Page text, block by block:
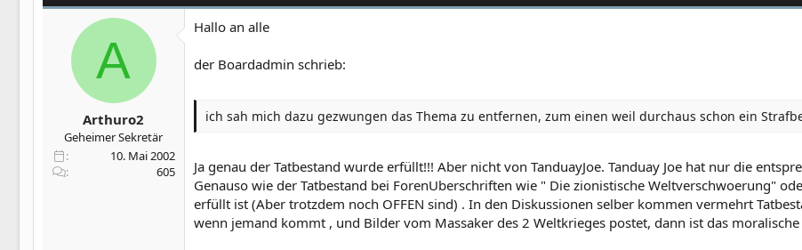
Ich möchte abschließend nochmals feststellen, daß ich kein Neonazi bin und den
abgewinnen kann! Auch liegt mir nichts ferner, als die Gräultaten die verübt worden sind zu
Da der Thread geschlossen worden ist kann ich den Text leider nicht mehr ändern, werde aber in
Gruß
A
Arthuro2
Geheimer Sekretär
10. Mai 2002
605
Hallo an alle
der Boardadmin schrieb:
ich sah mich dazu gezwungen das Thema zu entfernen, zum einen weil durchaus schon ein
Ja genau der Tatbestand wurde erfüllt!!! Aber nicht von TanduayJoe. Tanduay Joe hat nur die
Genauso wie der Tatbestand bei ForenUberschriften wie " Die zionistische Weltverschwoerung"
erfüllt ist (Aber trotzdem noch OFFEN sind) . In den Diskussionen selber kommen vermehrt
wenn jemand kommt , und Bilder vom Massaker des 2 Weltkrieges postet, dann ist das